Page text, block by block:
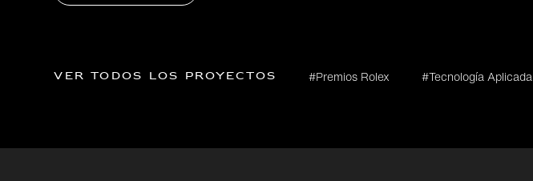
Ver todos los proyectos #Premios Rolex #Tecnología Aplicada